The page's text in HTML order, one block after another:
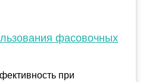
фасовочных
при